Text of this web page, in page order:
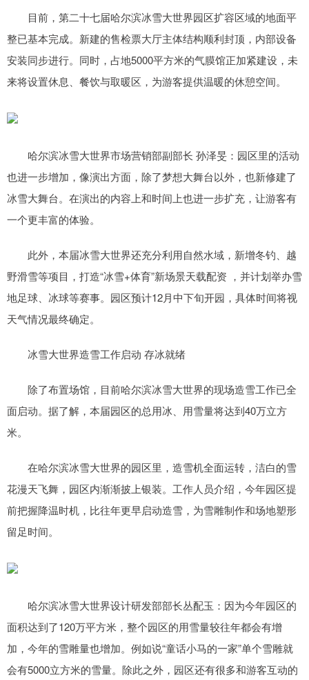
目前，第二十七届哈尔滨冰雪大世界园区扩容区域的地面平
整已基本完成。新建的售检票大厅主体结构顺利封顶，内部设备
安装同步进行。同时，占地5000平方米的气膜馆正加紧建设，未
来将设置休息、餐饮与取暖区，为游客提供温暖的休憩空间。
哈尔滨冰雪大世界市场营销部副部长 孙泽旻：园区里的活动
也进一步增加，像演出方面，除了梦想大舞台以外，也新修建了
冰雪大舞台。在演出的内容上和时间上也进一步扩充，让游客有
一个更丰富的体验。
此外，本届冰雪大世界还充分利用自然水域，新增冬钓、越
野滑雪等项目，打造“冰雪+体育”新场景天载配资 ，并计划举办雪
地足球、冰球等赛事。园区预计12月中下旬开园，具体时间将视
天气情况最终确定。
冰雪大世界造雪工作启动 存冰就绪
除了布置场馆，目前哈尔滨冰雪大世界的现场造雪工作已全
面启动。据了解，本届园区的总用冰、用雪量将达到40万立方
米。
在哈尔滨冰雪大世界的园区里，造雪机全面运转，洁白的雪
花漫天飞舞，园区内渐渐披上银装。工作人员介绍，今年园区提
前把握降温时机，比往年更早启动造雪，为雪雕制作和场地塑形
留足时间。
哈尔滨冰雪大世界设计研发部部长丛配玉：因为今年园区的
面积达到了120万平方米，整个园区的用雪量较往年都会有增
加，今年的雪雕量也增加。例如说“童话小马的一家”单个雪雕就
会有5000立方米的雪量。除此之外，园区还有很多和游客互动的